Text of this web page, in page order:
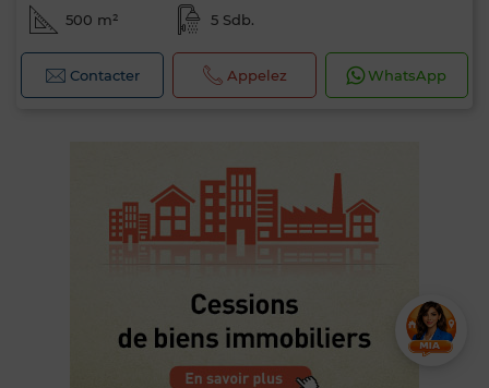
500 m² 5 Sdb.
Contacter Appelez WhatsApp